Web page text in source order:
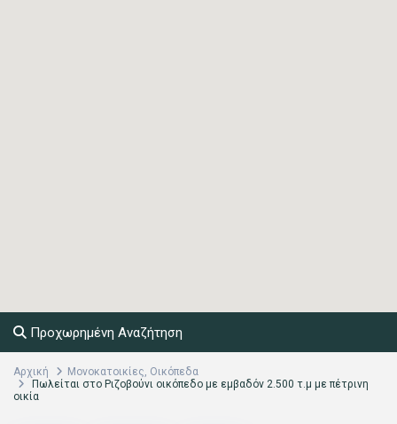
Προχωρημένη Αναζήτηση
Αρχική Μονοκατοικίες, Οικόπεδα
Πωλείται στο Ριζοβούνι οικόπεδο με εμβαδόν 2.500 τ.μ με πέτρινη
οικία